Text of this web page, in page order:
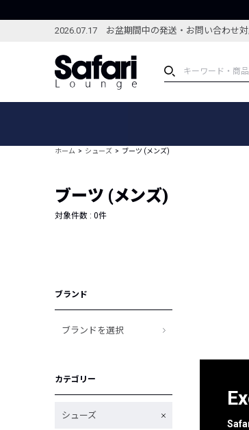
2026.07.17 お盆期間中の発送・お問い合わせ
ブランドから探す
新着アイテム
編集部のおすすめアイテム
ホーム シューズ ブーツ (メンズ)
ブーツ (メンズ)
対象件数 : 0件
ブランド
ブランドを選択
カテゴリー
シューズ